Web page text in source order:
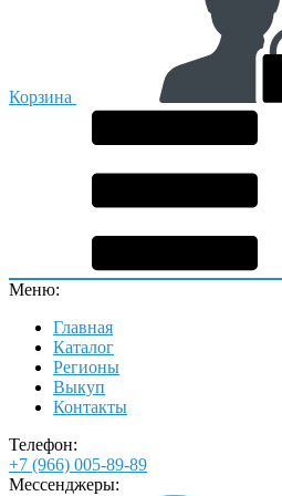
Корзина
Меню:
Главная
Каталог
Регионы
Выкуп
Контакты
Телефон:
+7 (966) 005-89-89
Мессенджеры: